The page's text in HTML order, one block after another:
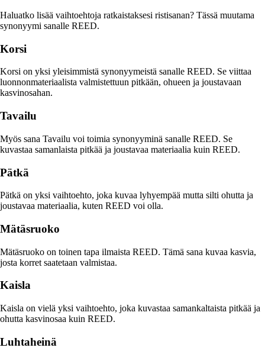
Haluatko lisää vaihtoehtoja ratkaistaksesi ristisanan? Tässä muutama
synonyymi sanalle REED.
Korsi
Korsi on yksi yleisimmistä synonyymeistä sanalle REED. Se viittaa
luonnonmateriaalista valmistettuun pitkään, ohueen ja joustavaan
kasvinosahan.
Tavailu
Myös sana Tavailu voi toimia synonyyminä sanalle REED. Se
kuvastaa samanlaista pitkää ja joustavaa materiaalia kuin REED.
Pätkä
Pätkä on yksi vaihtoehto, joka kuvaa lyhyempää mutta silti ohutta ja
joustavaa materiaalia, kuten REED voi olla.
Mätäsruoko
Mätäsruoko on toinen tapa ilmaista REED. Tämä sana kuvaa kasvia,
josta korret saatetaan valmistaa.
Kaisla
Kaisla on vielä yksi vaihtoehto, joka kuvastaa samankaltaista pitkää ja
ohutta kasvinosaa kuin REED.
Luhtaheinä